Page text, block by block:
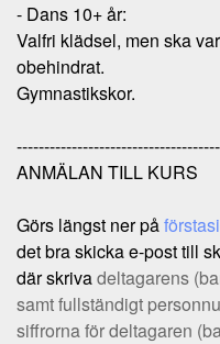
- Dans 10+ år:
Valfri klädsel, men ska
obehindrat.
Gymnastikskor.
ANMÄLAN TILL KURS
Görs längst ner på
det bra skicka e-post till
där skrivadeltagarens
samt fullständigt
siffrorna för deltagaren